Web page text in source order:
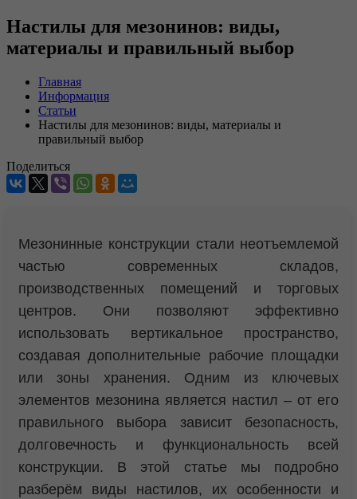
Настилы для мезонинов: виды,
материалы и правильный выбор
Главная
Информация
Статьи
Настилы для мезонинов: виды, материалы и
правильный выбор
Поделиться
Мезонинные конструкции стали неотъемлемой
частью современных складов,
производственных помещений и торговых
центров. Они позволяют эффективно
использовать вертикальное пространство,
создавая дополнительные рабочие площадки
или зоны хранения. Одним из ключевых
элементов мезонина является настил – от его
правильного выбора зависит безопасность,
долговечность и функциональность всей
конструкции. В этой статье мы подробно
разберём виды настилов, их особенности и